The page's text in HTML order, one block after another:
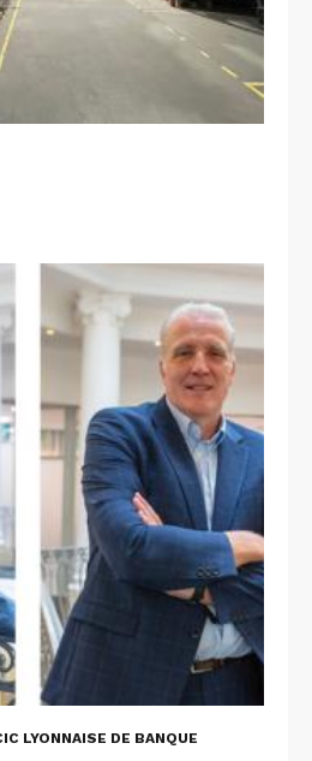
LYONNAISE DE BANQUE